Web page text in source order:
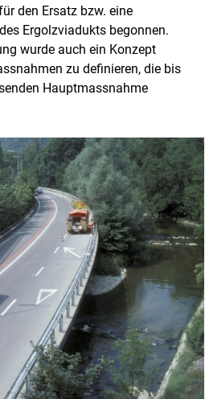
den Ersatz bzw. eine
Ergolzviadukts begonnen.
wurde auch ein Konzept
zu definieren, die bis
Hauptmassnahme